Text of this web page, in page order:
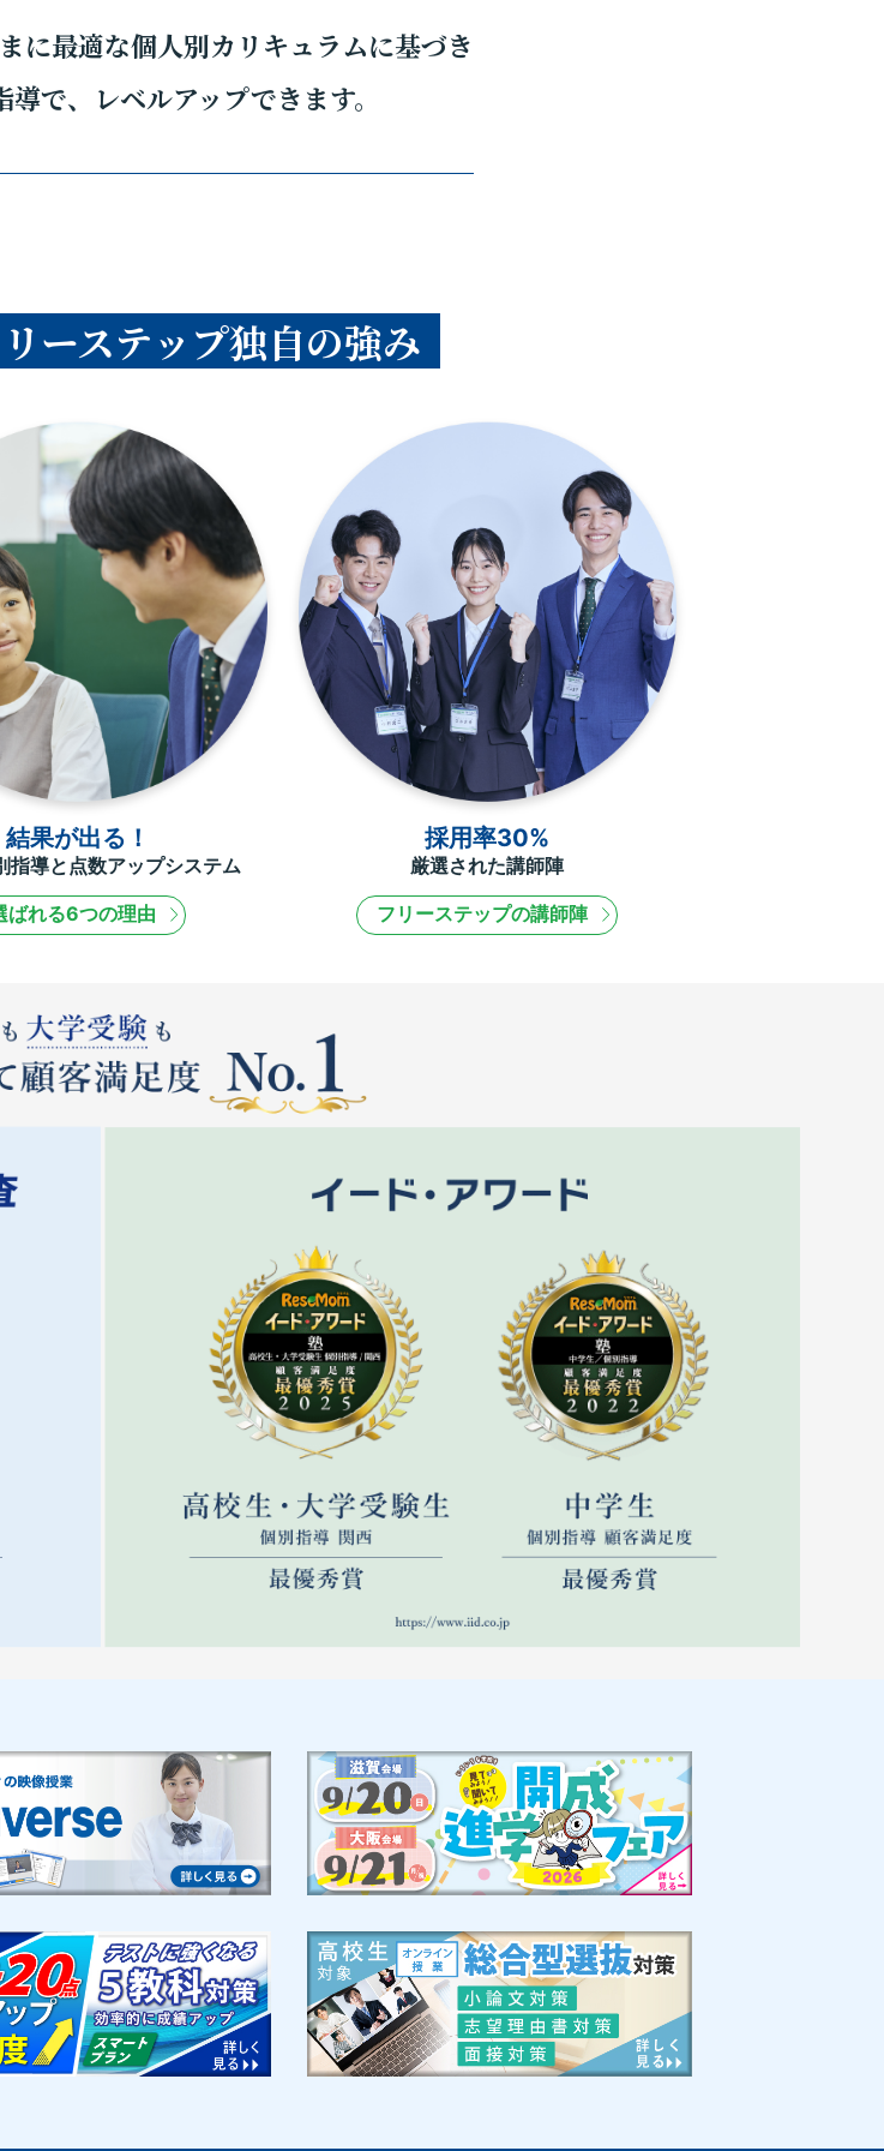
に最適な個人別カリキュラムに基づき
で、レベルアップできます。
ーステップ独自の強み
結果が出る！
指導と点数アップシステム
ばれる6つの理由
採用率30%
厳選された講師陣
フリーステップの講師陣